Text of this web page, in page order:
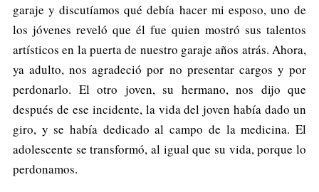
garaje y discutíamos qué debía hacer mi esposo, uno de
los jóvenes reveló que él fue quien mostró sus talentos
artísticos en la puerta de nuestro garaje años atrás. Ahora,
ya adulto, nos agradeció por no presentar cargos y por
perdonarlo. El otro joven, su hermano, nos dijo que
después de ese incidente, la vida del joven había dado un
giro, y se había dedicado al campo de la medicina. El
adolescente se transformó, al igual que su vida, porque lo
perdonamos.